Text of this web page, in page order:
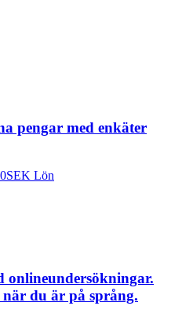
pengar med enkäter
Lön
onlineundersökningar.
du är på språng.